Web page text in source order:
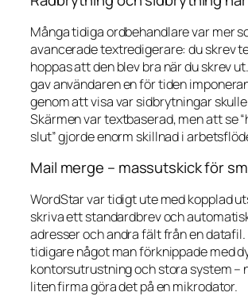
Många tidiga ordbehandlare var mer
avancerade textredigerare: du skrev
hoppas att den blev bra när du skrev
gav användaren en för tiden
genom att visa var sidbrytningar
Skärmen var textbaserad, men att se
slut” gjorde enorm skillnad i
Mail merge – massutskick för
WordStar var tidigt ute med kopplad
skriva ett standardbrev och
adresser och andra fält från en
tidigare något man förknippade med
kontorsutrustning och stora system –
liten firma göra det på en mikrodator.